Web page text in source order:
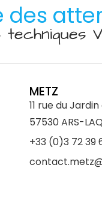
des
techniques
METZ
11 rue du
57530 ARS-
+33 (0)3 72 39